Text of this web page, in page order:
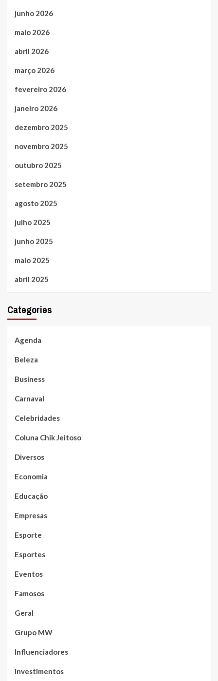
junho 2026
maio 2026
abril 2026
março 2026
fevereiro 2026
janeiro 2026
dezembro 2025
novembro 2025
outubro 2025
setembro 2025
agosto 2025
julho 2025
junho 2025
maio 2025
abril 2025
Categories
Agenda
Beleza
Business
Carnaval
Celebridades
Coluna Chik Jeitoso
Diversos
Economia
Educação
Empresas
Esporte
Esportes
Eventos
Famosos
Geral
Grupo MW
Influenciadores
Investimentos